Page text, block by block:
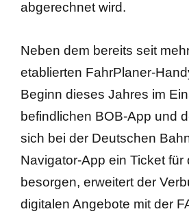
abgerechnet wird.
Neben dem bereits seit
etablierten FahrPlaner-
Beginn dieses Jahres im
befindlichen BOB-App und
sich bei der Deutschen
Navigator-App ein Ticket für
besorgen, erweitert der
digitalen Angebote mit der